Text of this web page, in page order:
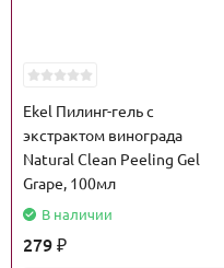
Ekel Пилинг-гель с
экстрактом винограда
Natural Clean Peeling Gel
Grape, 100мл
В наличии
279 ₽